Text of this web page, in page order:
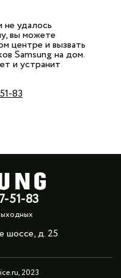
не удалось
вы можете
центре и вызвать
Samsung на дом.
и устранит
83
51-83
шоссе, д. 25
2023